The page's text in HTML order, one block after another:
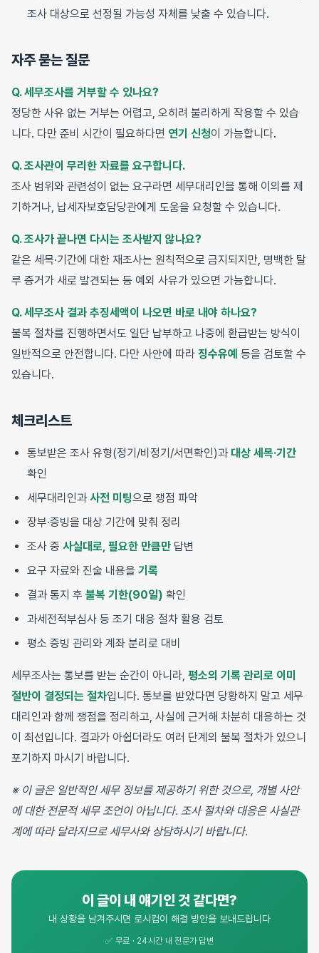
조사 대상으로 선정될 가능성 자체를 낮출 수 있습니다.
자주 묻는 질문
Q. 세무조사를 거부할 수 있나요?
정당한 사유 없는 거부는 어렵고, 오히려 불리하게 작용할 수 있습
니다. 다만 준비 시간이 필요하다면 연기 신청이 가능합니다.
Q. 조사관이 무리한 자료를 요구합니다.
조사 범위와 관련성이 없는 요구라면 세무대리인을 통해 이의를 제
기하거나, 납세자보호담당관에게 도움을 요청할 수 있습니다.
Q. 조사가 끝나면 다시는 조사받지 않나요?
같은 세목·기간에 대한 재조사는 원칙적으로 금지되지만, 명백한 탈
루 증거가 새로 발견되는 등 예외 사유가 있으면 가능합니다.
Q. 세무조사 결과 추징세액이 나오면 바로 내야 하나요?
불복 절차를 진행하면서도 일단 납부하고 나중에 환급받는 방식이
일반적으로 안전합니다. 다만 사안에 따라 징수유예 등을 검토할 수
있습니다.
체크리스트
통보받은 조사 유형(정기/비정기/서면확인)과 대상 세목·기간
확인
세무대리인과사전 미팅으로 쟁점 파악
장부·증빙을 대상 기간에 맞춰 정리
조사 중 사실대로, 필요한 만큼만 답변
요구 자료와 진술 내용을 기록
결과 통지 후 불복 기한(90일) 확인
과세전적부심사 등 조기 대응 절차 활용 검토
평소 증빙 관리와 계좌 분리로 대비
세무조사는 통보를 받는 순간이 아니라, 평소의 기록 관리로 이미
절반이 결정되는 절차입니다. 통보를 받았다면 당황하지 말고 세무
대리인과 함께 쟁점을 정리하고, 사실에 근거해 차분히 대응하는 것
이 최선입니다. 결과가 아쉽더라도 여러 단계의 불복 절차가 있으니
포기하지 마시기 바랍니다.
※ 이 글은 일반적인 세무 정보를 제공하기 위한 것으로, 개별 사안
에 대한 전문적 세무 조언이 아닙니다. 조사 절차와 대응은 사실관
계에 따라 달라지므로 세무사와 상담하시기 바랍니다.
이 글이 내 얘기인 것 같다면?
내 상황을 남겨주시면 로시컴이 해결 방안을 보내드립니다
✅ 무료 · 24시간 내 전문가 답변